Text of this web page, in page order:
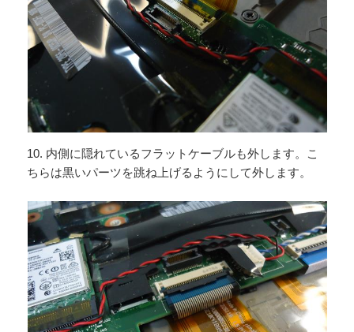
10. 内側に隠れているフラットケーブルも外します。こ
ちらは黒いパーツを跳ね上げるようにして外します。